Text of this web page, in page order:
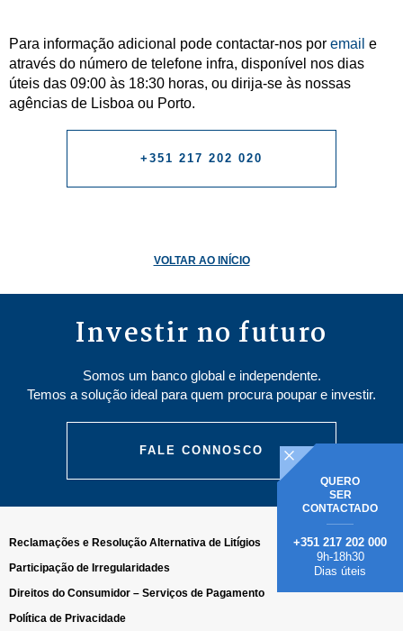
Para informação adicional pode contactar-nos por email e
através do número de telefone infra, disponível nos dias
úteis das 09:00 às 18:30 horas, ou dirija-se às nossas
agências de Lisboa ou Porto.
+351 217 202 020
VOLTAR AO INÍCIO
Investir no futuro
Somos um banco global e independente.
Temos a solução ideal para quem procura poupar e investir.
FALE CONNOSCO
QUERO
SER
CONTACTADO
+351 217 202 000
9h-18h30
Dias úteis
Reclamações e Resolução Alternativa de Litígios
Participação de Irregularidades
Direitos do Consumidor – Serviços de Pagamento
Política de Privacidade